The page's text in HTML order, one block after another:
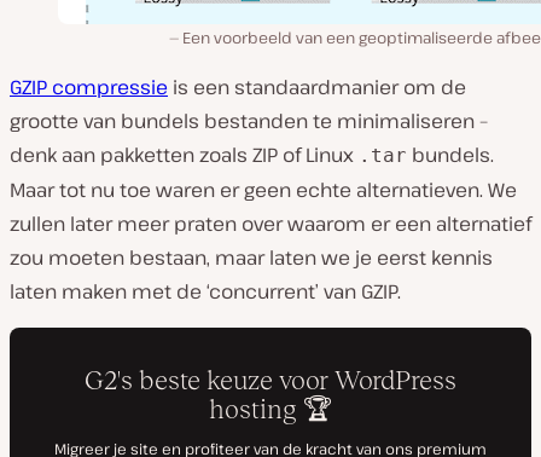
Een voorbeeld van een geoptimaliseerde
GZIP compressie is een standaardmanier om de
grootte van bundels bestanden te minimaliseren –
denk aan pakketten zoals ZIP of Linux .tar bundels.
Maar tot nu toe waren er geen echte alternatieven. We
zullen later meer praten over waarom er een alternatief
zou moeten bestaan, maar laten we je eerst kennis
laten maken met de ‘concurrent’ van GZIP.